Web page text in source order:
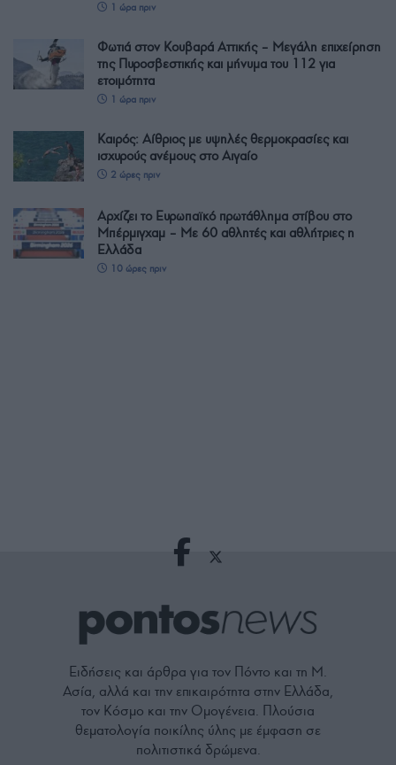
1 ώρα πριν
Φωτιά στον Κουβαρά Αττικής – Μεγάλη επιχείρηση
της Πυροσβεστικής και μήνυμα του 112 για
ετοιμότητα
1 ώρα πριν
Καιρός: Αίθριος με υψηλές θερμοκρασίες και
ισχυρούς ανέμους στο Αιγαίο
2 ώρες πριν
Αρχίζει το Ευρωπαϊκό πρωτάθλημα στίβου στο
Μπέρμιγχαμ – Με 60 αθλητές και αθλήτριες η
Ελλάδα
10 ώρες πριν
Ειδήσεις και άρθρα για τον Πόντο και τη Μ.
Ασία, αλλά και την επικαιρότητα στην Ελλάδα,
τον Κόσμο και την Ομογένεια. Πλούσια
θεματολογία ποικίλης ύλης με έμφαση σε
πολιτιστικά δρώμενα.